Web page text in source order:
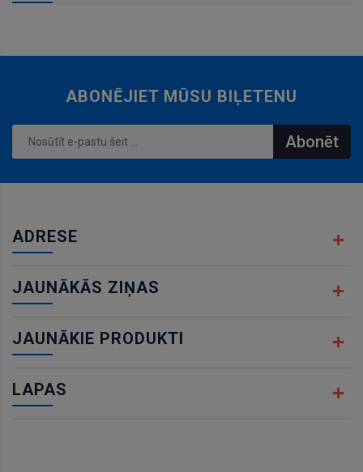
ABONĒJIET MŪSU BIĻETENU
Abonēt
ADRESE
JAUNĀKĀS ZIŅAS
JAUNĀKIE PRODUKTI
LAPAS